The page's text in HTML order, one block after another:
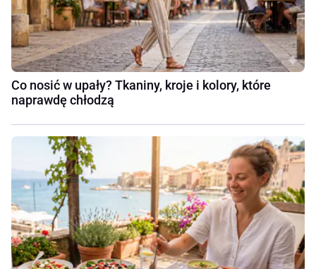
Co nosić w upały? Tkaniny, kroje i kolory, które
naprawdę chłodzą